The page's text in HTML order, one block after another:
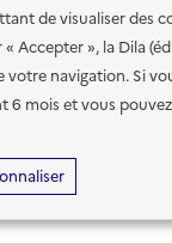
de visualiser
Accepter », la Dila
navigation. Si
6 mois et vous
: totalement conforme